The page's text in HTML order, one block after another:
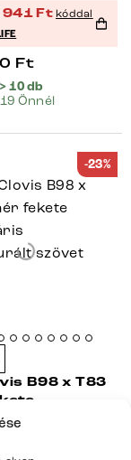
941Ft kóddal
Ft
10 db
Önnél
-23%
B98 x T83
strukturált